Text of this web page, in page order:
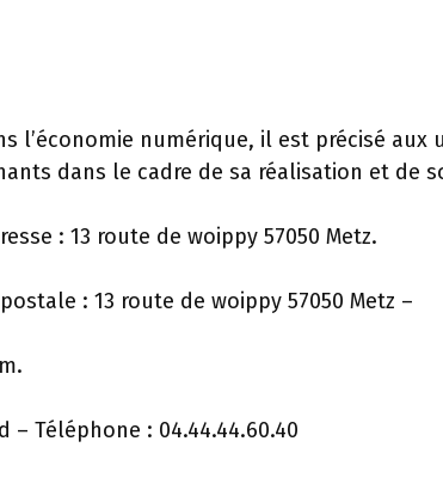
l’économie numérique, il est précisé aux
dans le cadre de sa réalisation et de
: 13 route de woippy 57050 Metz.
: 13 route de woippy 57050 Metz –
– Téléphone : 04.44.44.60.40